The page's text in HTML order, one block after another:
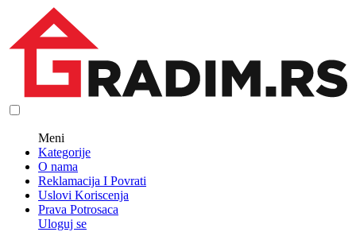
Meni
Kategorije
O nama
Reklamacija I Povrati
Uslovi Koriscenja
Prava Potrosaca
Uloguj se